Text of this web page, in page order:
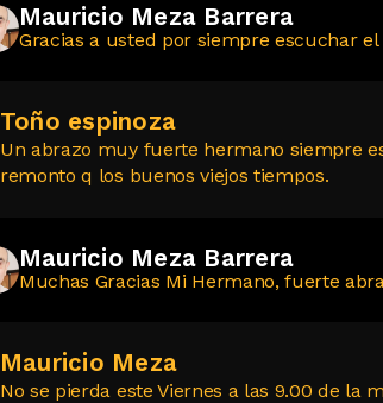
Mauricio Meza Barrera
Gracias a usted por siempre escuchar
Toño espinoza
Un abrazo muy fuerte hermano siempre
remonto q los buenos viejos tiempos.
Mauricio Meza Barrera
Muchas Gracias Mi Hermano, fuerte
Mauricio Meza
No se pierda este Viernes a las 9.00 de la